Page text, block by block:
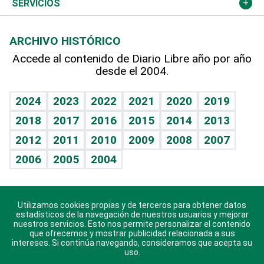
Hablando con el pediatra
Vida y familia
Eñe
Celebrando la vida
Sin complejos
En pocas palabras
Escuchando al corazón
Economía Personal
Línea de hit
TBT Deportivo
Cambio climático
Opinión
Hecho en casa
Guía del dinero
SERVICIOS
Cumpleaños
Horóscopos
Crucigramas
ARCHIVO HISTÓRICO
Accede al contenido de Diario Libre año por año
desde el 2004.
2024 2023 2022 2021 2020
2019
2018
2017 2016 2015 2014
2013
2012
2011 2010 2009 2008
2007
2006
2005 2004
Descarga nuestras aplicaciones para Android, iOS y
sistema Huawei.
Utilizamos cookies propias y de terceros para obtener datos
estadísticos de la navegación de nuestros usuarios y mejorar
nuestros servicios. Esto nos permite personalizar el contenido
que ofrecemos y mostrar publicidad relacionada a sus
intereses. Si continúa navegando, consideramos que acepta su
uso.